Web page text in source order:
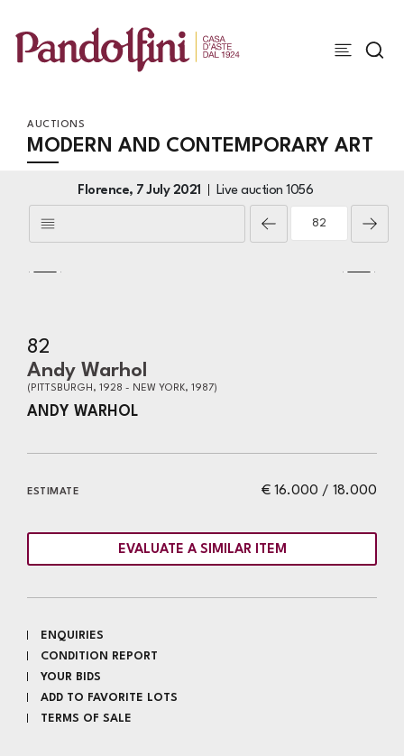
AUCTIONS
MODERN AND CONTEMPORARY ART
Florence, 7 July 2021 Live auction 1056
82
Andy Warhol
(PITTSBURGH, 1928 - NEW YORK, 1987)
ANDY WARHOL
€ 16.000 / 18.000
ESTIMATE
EVALUATE A SIMILAR ITEM
ENQUIRIES
CONDITION REPORT
YOUR BIDS
ADD TO FAVORITE LOTS
TERMS OF SALE